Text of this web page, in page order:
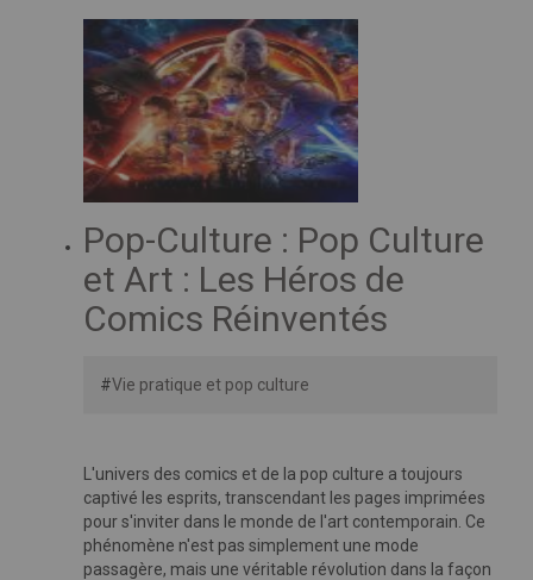
Pop-Culture : Pop Culture
et Art : Les Héros de
Comics Réinventés
#Vie pratique et pop culture
L'univers des comics et de la pop culture a toujours
captivé les esprits, transcendant les pages imprimées
pour s'inviter dans le monde de l'art contemporain. Ce
phénomène n'est pas simplement une mode
passagère, mais une véritable révolution dans la façon